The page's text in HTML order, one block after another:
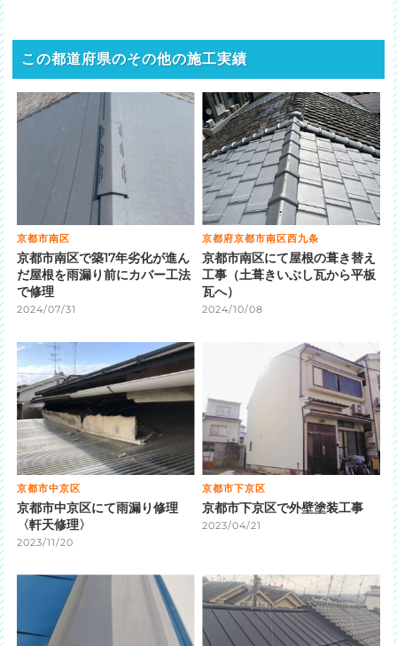
この都道府県のその他の施工実績
京都市南区
京都市南区で築17年劣化が進ん
だ屋根を雨漏り前にカバー工法
で修理
2024/07/31
京都府京都市南区西九条
京都市南区にて屋根の葺き替え
工事（土葺きいぶし瓦から平板
瓦へ）
2024/10/08
京都市中京区
京都市中京区にて雨漏り修理
〈軒天修理〉
2023/11/20
京都市下京区
京都市下京区で外壁塗装工事
2023/04/21